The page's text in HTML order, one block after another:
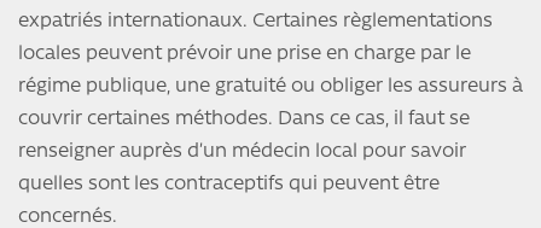
expatriés internationaux. Certaines règlementations
locales peuvent prévoir une prise en charge par le
régime publique, une gratuité ou obliger les assureurs à
couvrir certaines méthodes. Dans ce cas, il faut se
renseigner auprès d’un médecin local pour savoir
quelles sont les contraceptifs qui peuvent être
concernés.